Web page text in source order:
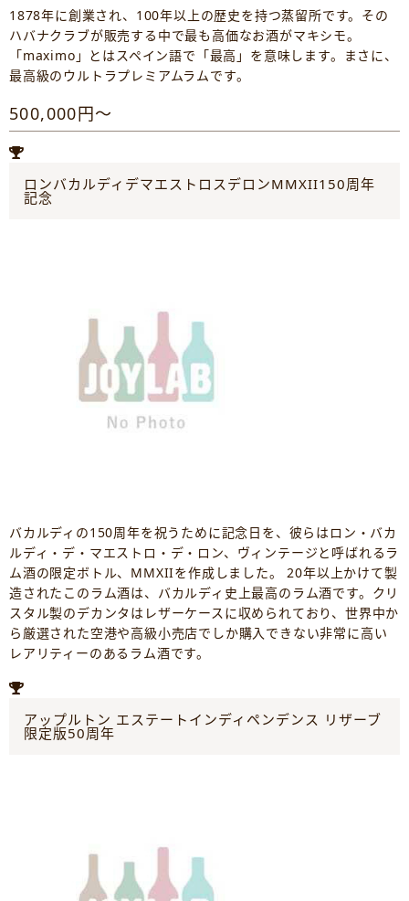
1878年に創業され、100年以上の歴史を持つ蒸留所です。その
ハバナクラブが販売する中で最も高価なお酒がマキシモ。
「maximo」とはスペイン語で「最高」を意味します。まさに、
最高級のウルトラプレミアムラムです。
500,000円～
ロンバカルディデマエストロスデロンMMXII150周年
記念
バカルディの150周年を祝うために記念日を、彼らはロン・バカ
ルディ・デ・マエストロ・デ・ロン、ヴィンテージと呼ばれるラ
ム酒の限定ボトル、MMXIIを作成しました。 20年以上かけて製
造されたこのラム酒は、バカルディ史上最高のラム酒です。クリ
スタル製のデカンタはレザーケースに収められており、世界中か
ら厳選された空港や高級小売店でしか購入できない非常に高い
レアリティーのあるラム酒です。
アップルトン エステートインディペンデンス リザーブ
限定版50周年